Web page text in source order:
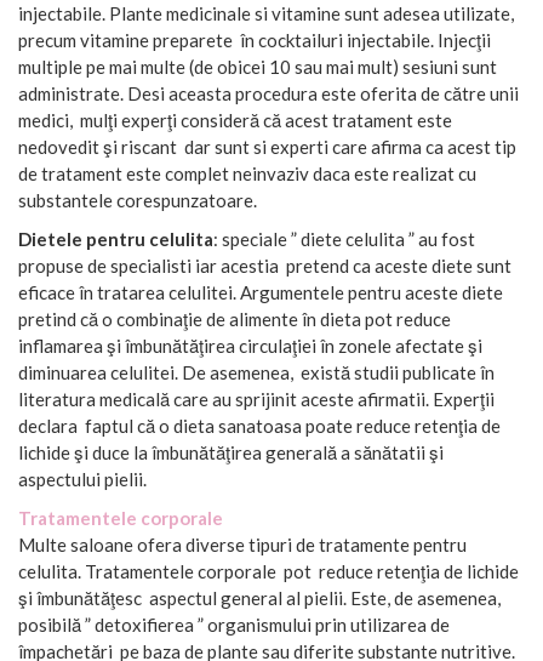
injectabile. Plante medicinale si vitamine sunt adesea utilizate,
precum vitamine preparete în cocktailuri injectabile. Injecţii
multiple pe mai multe (de obicei 10 sau mai mult) sesiuni sunt
administrate. Desi aceasta procedura este oferita de către unii
medici, mulţi experţi consideră că acest tratament este
nedovedit şi riscant dar sunt si experti care afirma ca acest tip
de tratament este complet neinvaziv daca este realizat cu
substantele corespunzatoare.
Dietele pentru celulita: speciale ” diete celulita ” au fost
propuse de specialisti iar acestia pretend ca aceste diete sunt
eficace în tratarea celulitei. Argumentele pentru aceste diete
pretind că o combinaţie de alimente în dieta pot reduce
inflamarea şi îmbunătăţirea circulaţiei în zonele afectate şi
diminuarea celulitei. De asemenea, există studii publicate în
literatura medicală care au sprijinit aceste afirmatii. Experţii
declara faptul că o dieta sanatoasa poate reduce retenţia de
lichide şi duce la îmbunătăţirea generală a sănătatii şi
aspectului pielii.
Tratamentele corporale
Multe saloane ofera diverse tipuri de tratamente pentru
celulita. Tratamentele corporale pot reduce retenţia de lichide
şi îmbunătăţesc aspectul general al pielii. Este, de asemenea,
posibilă ” detoxifierea ” organismului prin utilizarea de
împachetări pe baza de plante sau diferite substante nutritive.